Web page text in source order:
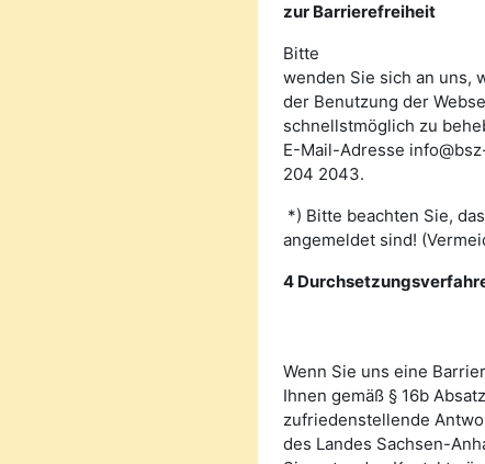
zur Barrierefreiheit
Bitte
wenden Sie sich an uns,
der Benutzung der
schnellstmöglich zu
E-Mail-Adresse
204 2043.
*) Bitte beachten Sie,
angemeldet sind!
4
Wenn Sie uns eine
Ihnen gemäß § 16b
zufriedenstellende
des Landes Sachsen-